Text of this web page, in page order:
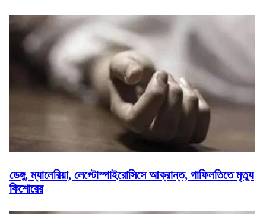
ডেঙ্গু, ম্যালেরিয়া, লেপ্টোস্পাইরোসিসে আক্রান্ত, গাফিলতিতে মৃত্যু
কিশোরের